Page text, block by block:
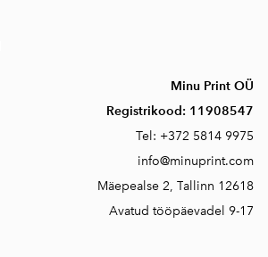
Minu Print OÜ
Registrikood: 11908547
Tel: +372 5814 9975
info@minuprint.com
Mäepealse 2, Tallinn 12618
Avatud tööpäevadel 9-17